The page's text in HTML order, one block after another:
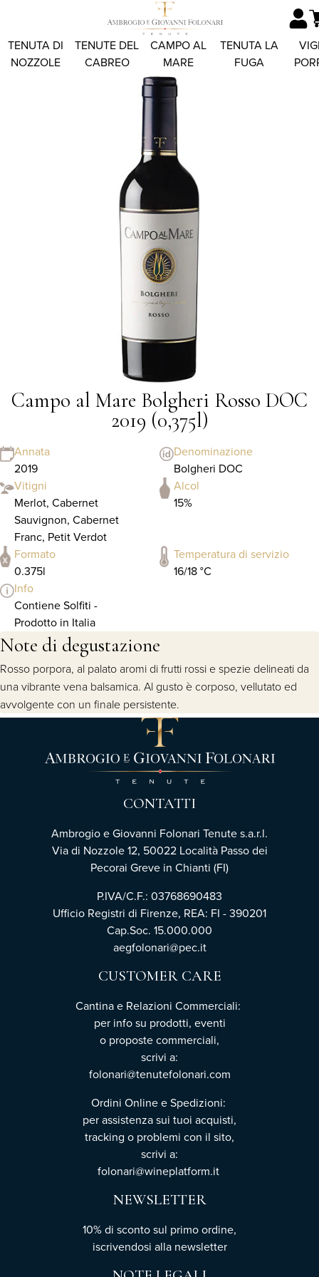
TENUTA DI
NOZZOLE
TENUTE DEL
CABREO
CAMPO AL
MARE
TENUTA LA
FUGA
Campo al Mare Bolgheri Rosso DOC
2019 (0,375l)
Annata
2019
Denominazione
Bolgheri DOC
Vitigni
Merlot, Cabernet
Sauvignon, Cabernet
Franc, Petit Verdot
Alcol
15%
Formato
0.375l
Temperatura di servizio
16/18 °C
Info
Contiene Solfiti -
Prodotto in Italia
Note di degustazione
Rosso porpora, al palato aromi di frutti rossi e spezie delineati da
una vibrante vena balsamica. Al gusto è corposo, vellutato ed
avvolgente con un finale persistente.
CONTATTI
Ambrogio e Giovanni Folonari Tenute s.a.r.l.
Via di Nozzole 12, 50022 Località Passo dei
Pecorai Greve in Chianti (FI)
P.IVA/C.F.: 03768690483
Ufficio Registri di Firenze, REA: FI - 390201
Cap.Soc. 15.000.000
aegfolonari@pec.it
CUSTOMER CARE
Cantina e Relazioni Commerciali:
per info su prodotti, eventi
o proposte commerciali,
scrivi a:
folonari@tenutefolonari.com
Ordini Online e Spedizioni:
per assistenza sui tuoi acquisti,
tracking o problemi con il sito,
scrivi a:
folonari@wineplatform.it
NEWSLETTER
10% di sconto sul primo ordine,
iscrivendosi alla newsletter